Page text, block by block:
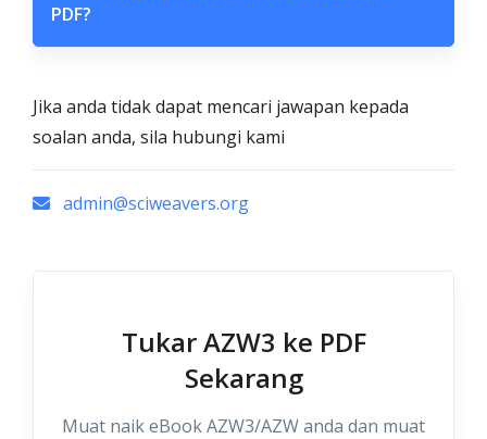
PDF?
Jika anda tidak dapat mencari jawapan kepada
soalan anda, sila hubungi kami
admin@sciweavers.org
Tukar AZW3 ke PDF
Sekarang
Muat naik eBook AZW3/AZW anda dan muat